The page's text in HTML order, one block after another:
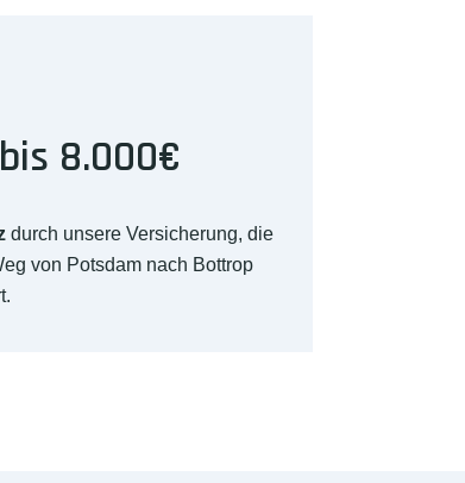
8.000€
durch unsere Versicherung, die
von Potsdam nach Bottrop